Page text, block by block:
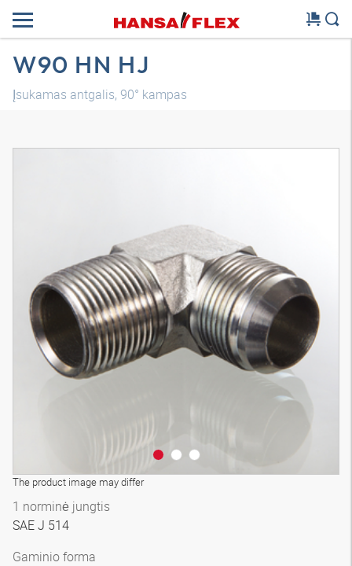
W90 HN HJ
Įsukamas antgalis, 90° kampas
The product image may differ
3D modelis
1 norminė jungtis
SAE J 514
Gaminio forma